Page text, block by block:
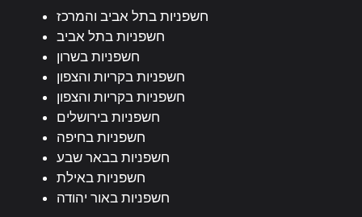
חשפניות בתל אביב והמרכז
חשפניות בתל אביב
חשפניות בשרון
חשפניות בקריות והצפון
חשפניות בקריות והצפון
חשפניות בירושלים
חשפניות בחיפה
חשפניות בבאר שבע
חשפניות באילת
חשפניות באור יהודה